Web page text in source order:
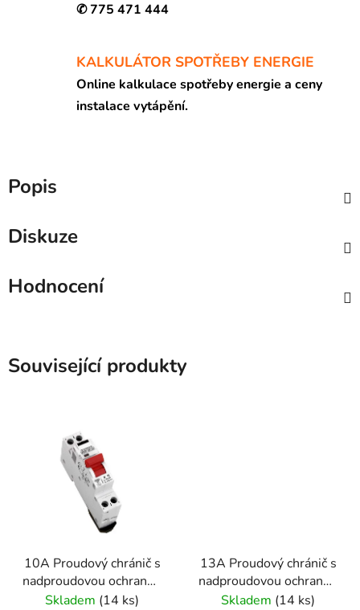
✆ 775 471 444
KALKULÁTOR SPOTŘEBY ENERGIE
Online kalkulace spotřeby energie a ceny
instalace vytápění.
Popis
Diskuze
Hodnocení
Související produkty
10A Proudový chránič s
nadproudovou ochranou
1P RCBO
Skladem (14 ks)
13A Proudový chránič s
nadproudovou ochranou
1P RCBO
Skladem (14 ks)